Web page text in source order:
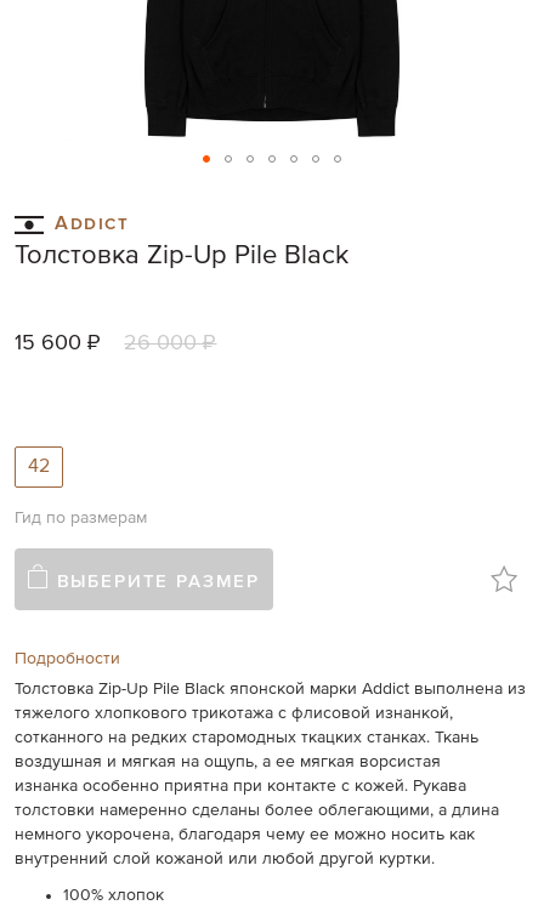
to
the
beginning
images
Addict
Толстовка Zip-Up Pile Black
15 600 ₽ 26 000 ₽
42
Гид по размерам
ВЫБЕРИТЕ РАЗМЕР
Подробности
Толстовка Zip-Up Pile Black японской марки Addict выполнена из
тяжелого хлопкового трикотажа с флисовой изнанкой,
сотканного на редких старомодных ткацких станках. Ткань
воздушная и мягкая на ощупь, а ее мягкая ворсистая
изнанка особенно приятна при контакте с кожей. Рукава
толстовки намеренно сделаны более облегающими, а длина
немного укорочена, благодаря чему ее можно носить как
внутренний слой кожаной или любой другой куртки.
100% хлопок